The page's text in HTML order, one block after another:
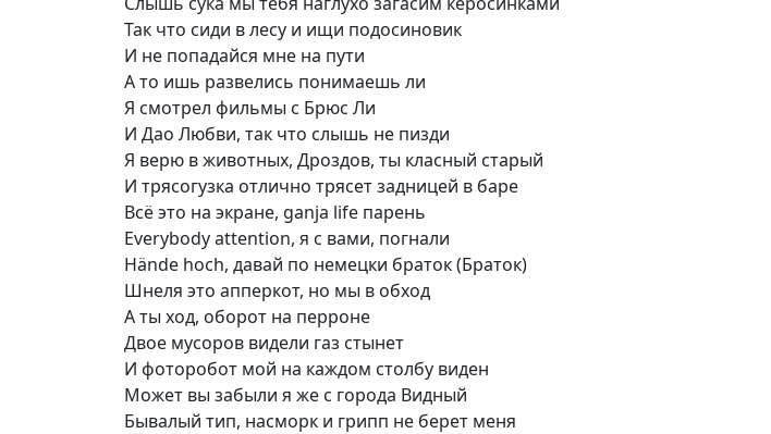
Так что сиди в лесу и ищи подосиновик
И не попадайся мне на пути
А то ишь развелись понимаешь ли
Я смотрел фильмы с Брюс Ли
И Дао Любви, так что слышь не пизди
Я верю в животных, Дроздов, ты класный старый
И трясогузка отлично трясет задницей в баре
Всё это на экране, ganja life парень
Everybody attention, я с вами, погнали
Hände hoch, давай по немецки браток (Браток)
Шнеля это апперкот, но мы в обход
А ты ход, оборот на перроне
Двое мусоров видели газ стынет
И фоторобот мой на каждом столбу виден
Может вы забыли я же с города Видный
Бывалый тип, насморк и грипп не берет меня